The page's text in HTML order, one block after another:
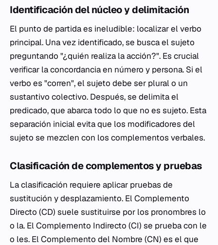
Identificación del núcleo y delimitación
El punto de partida es ineludible: localizar el verbo
principal. Una vez identificado, se busca el sujeto
preguntando "¿quién realiza la acción?". Es crucial
verificar la concordancia en número y persona. Si el
verbo es "corren", el sujeto debe ser plural o un
sustantivo colectivo. Después, se delimita el
predicado, que abarca todo lo que no es sujeto. Esta
separación inicial evita que los modificadores del
sujeto se mezclen con los complementos verbales.
Clasificación de complementos y pruebas
La clasificación requiere aplicar pruebas de
sustitución y desplazamiento. El Complemento
Directo (CD) suele sustituirse por los pronombres lo
o la. El Complemento Indirecto (CI) se prueba con le
o les. El Complemento del Nombre (CN) es el que